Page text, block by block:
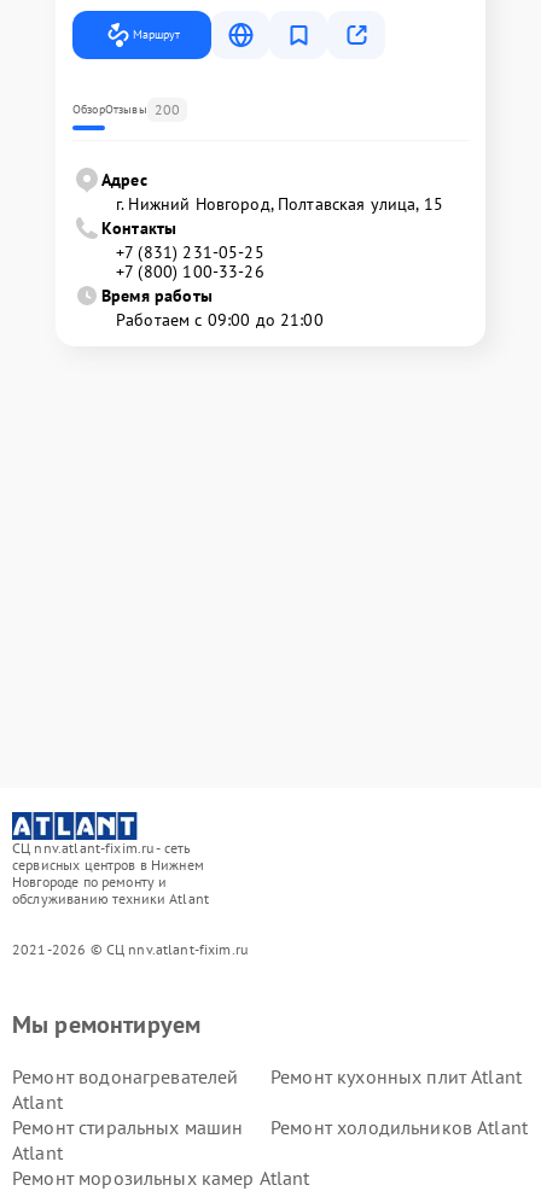
Маршрут
ОбзорОтзывы 200
Адрес
г. Нижний Новгород, Полтавская улица, 15
Контакты
+7 (831) 231-05-25
+7 (800) 100-33-26
Время работы
Работаем с 09:00 до 21:00
СЦ nnv.atlant-fixim.ru - сеть
сервисных центров в Нижнем
Новгороде по ремонту и
обслуживанию техники Atlant
2021-2026 © СЦ nnv.atlant-fixim.ru
Мы ремонтируем
Ремонт водонагревателей
Atlant
Ремонт кухонных плит Atlant
Ремонт стиральных машин
Atlant
Ремонт холодильников Atlant
Ремонт морозильных камер Atlant